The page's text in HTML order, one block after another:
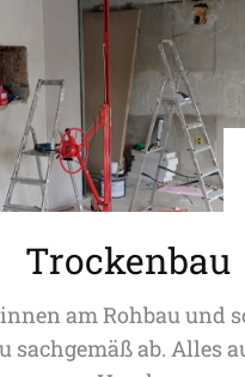
Trockenbau
am Rohbau und
sachgemäß ab. Alles